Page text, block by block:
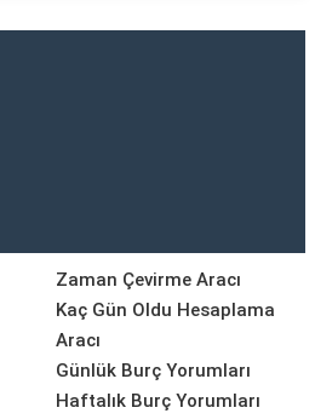
Zaman Çevirme Aracı
Kaç Gün Oldu Hesaplama
Aracı
Günlük Burç Yorumları
Haftalık Burç Yorumları